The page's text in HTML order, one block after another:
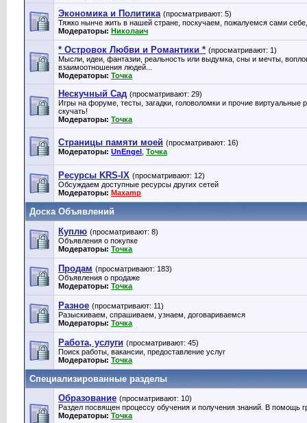
Экономика и Политика (просматривают: 5)
Тяжко нынче жить в нашей стране, поскучаем, пожалуемся сами
Модераторы: Николаич
* Островок Любви и Романтики * (просматривают: 1)
Мысли, идеи, фантазии, реальность или выдумка, сны и мечты,
взаимоотношения людей...
Модераторы: Точка
Нескучный Сад (просматривают: 29)
Игры на форуме, тесты, загадки, головоломки и прочие виртуальные
скучать!
Модераторы: Точка
Страницы памяти моей (просматривают: 16)
Модераторы: UnEngel Точка
Ресурсы KRS-IX (просматривают: 12)
Обсуждаем доступные ресурсы других сетей
Модераторы: Maxamp
Доска Объявлений
Куплю (просматривают: 8)
Объявления о покупке
Модераторы: Точка
Продам (просматривают: 183)
Объявления о продаже
Модераторы: Точка
Разное (просматривают: 11)
Разыскиваем, спрашиваем, узнаем, договариваемся
Модераторы: Точка
Работа, услуги (просматривают: 45)
Поиск работы, вакансии, предоставление услуг
Модераторы: Точка
Специализированные разделы
Образование (просматривают: 10)
Раздел посвящен процессу обучения и получения знаний. В помощь
Модераторы: Точка